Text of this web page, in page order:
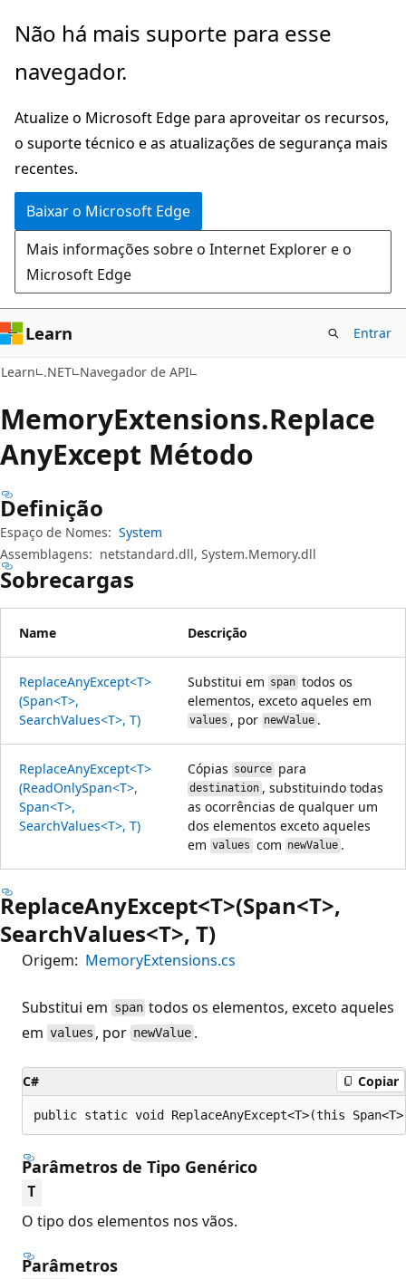
Pular
o
principal
Ignore
passe
a
navegação
na
página
Não há mais suporte para esse
navegador.
Atualize o Microsoft Edge para aproveitar os recursos,
o suporte técnico e as atualizações de segurança mais
recentes.
Baixar o Microsoft Edge
Mais informações sobre o Internet Explorer e o
Microsoft Edge
Learn Entrar
Learn .NET Navegador de API
MemoryExtensions.Replace
AnyExcept Método
Definição
Espaço de Nomes: System
Assemblagens: netstandard.dll, System.Memory.dll
Sobrecargas
Name Descrição
ReplaceAnyExcept<T>
(Span<T>,
SearchValues<T>, T)
Substitui em spantodos os
elementos, exceto aqueles em
values , por newValue .
ReplaceAnyExcept<T>
(ReadOnlySpan<T>,
Span<T>,
SearchValues<T>, T)
Cópias source para
destination , substituindo todas
as ocorrências de qualquer um
dos elementos exceto aqueles
em values com newValue .
ReplaceAnyExcept<T>(Span<T>,
SearchValues<T>, T)
Origem: MemoryExtensions.cs
Substitui em span todos os elementos, exceto aqueles
em values , por newValue .
C# Copiar
public static void ReplaceAnyExcept<T>(this
Parâmetros de Tipo Genérico
T
O tipo dos elementos nos vãos.
Parâmetros